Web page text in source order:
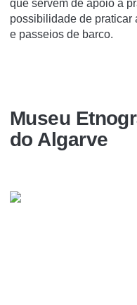
que servem de apoio à
possibilidade de praticar
e passeios de barco.
Museu
do Algarve